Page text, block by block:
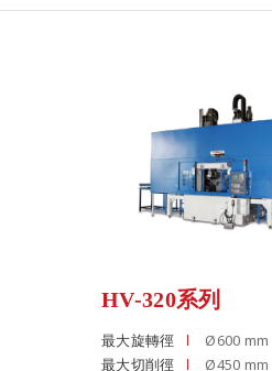
HV-320系列
最大旋轉徑
Ø600 mm
最大切削徑
Ø450 mm